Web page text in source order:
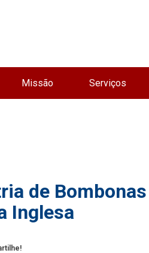
Missão Serviços
de
Inglesa